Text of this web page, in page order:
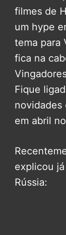
filmes de
um hype
tema para
fica na
Fique
novidades
em abril
explicou
Rússia: